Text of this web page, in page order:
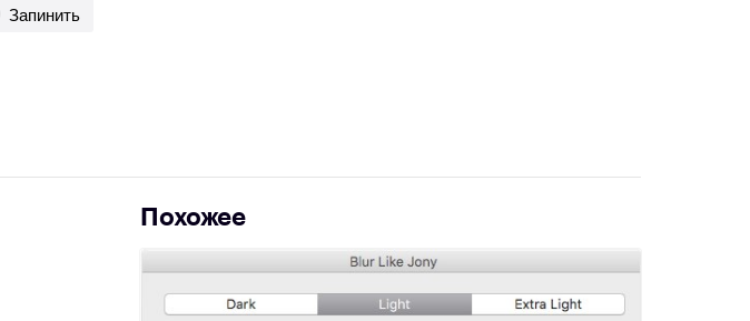
Запинить
Похожее